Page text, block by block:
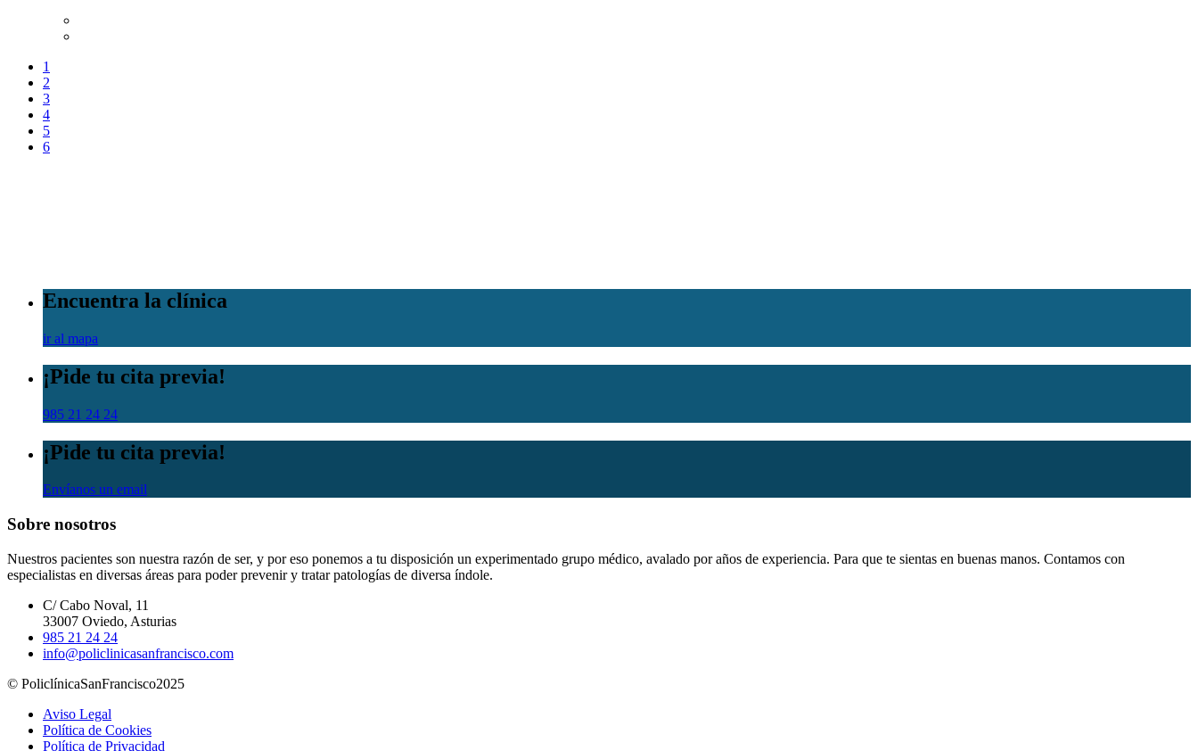
1
2
3
4
5
6
Encuentra la clínica
ir al mapa
¡Pide tu cita previa!
985 21 24 24
¡Pide tu cita previa!
Envíanos un email
Sobre nosotros
Nuestros pacientes son nuestra razón de ser, y por eso ponemos a tu disposición un experimentado grupo médico, avalado por años de experiencia. Para que te sientas en buenas manos. Contamos con
especialistas en diversas áreas para poder prevenir y tratar patologías de diversa índole.
C/ Cabo Noval, 11
33007 Oviedo, Asturias
985 21 24 24
info@policlinicasanfrancisco.com
© PoliclínicaSanFrancisco2025
Aviso Legal
Política de Cookies
Política de Privacidad